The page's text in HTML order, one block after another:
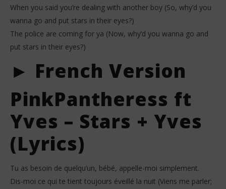
When you said you’re dealing with another boy (So, why’d you
wanna go and put stars in their eyes?)
The police are coming for ya (Now, why’d you wanna go and
put stars in their eyes?)
► French Version
PinkPantheress ft
Yves – Stars + Yves
(Lyrics)
Tu as besoin de quelqu’un, bébé, appelle-moi simplement.
Dis-moi ce qui te tient toujours éveillé la nuit (Viens me parler;